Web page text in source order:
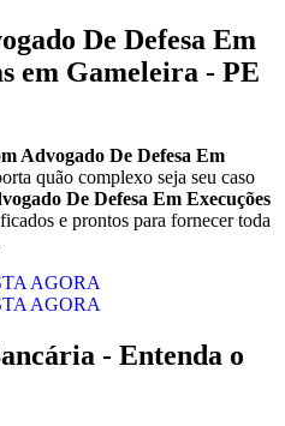
De Defesa Em
em Gameleira - PE
Advogado De Defesa Em
quão complexo seja seu caso
De Defesa Em Execuções
e prontos para fornecer toda
AGORA
AGORA
- Entenda o